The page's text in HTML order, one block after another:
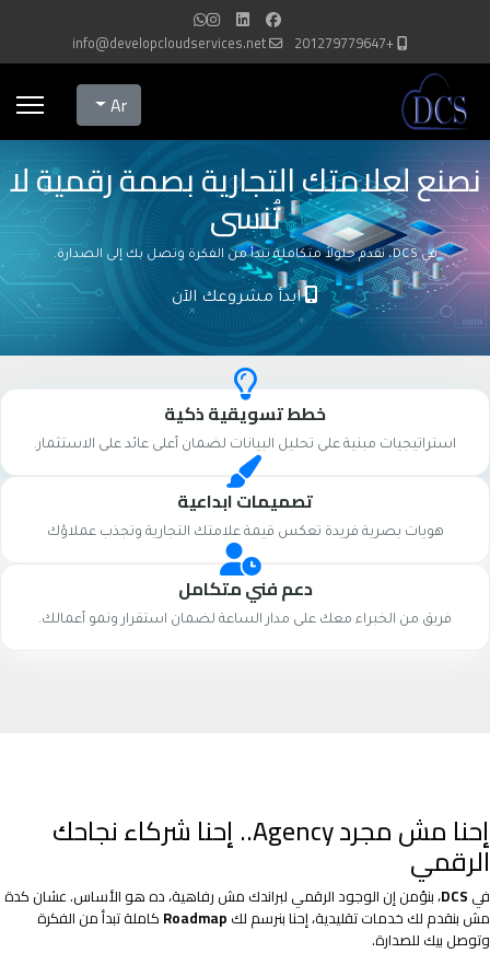
+201279779647
info@developcloudservices.net
Select your language
Ar
نصنع لعلامتك التجارية بصمة رقمية لا
تُنسى
في DCS، نقدم حلولاً متكاملة تبدأ من الفكرة وتصل بك إلى الصدارة.
ابدأ مشروعك الآن
خطط تسويقية ذكية
استراتيجيات مبنية على تحليل البيانات لضمان أعلى عائد على الاستثمار.
تصميمات ابداعية
هويات بصرية فريدة تعكس قيمة علامتك التجارية وتجذب عملاؤك
دعم فني متكامل
فريق من الخبراء معك على مدار الساعة لضمان استقرار ونمو أعمالك.
إحنا مش مجرد Agency.. إحنا شركاء نجاحك
الرقمي
في DCS، بنؤمن إن الوجود الرقمي لبراندك مش رفاهية، ده هو الأساس. عشان كدة
مش بنقدم لك خدمات تقليدية، إحنا بنرسم لك Roadmap كاملة تبدأ من الفكرة
وتوصل بيك للصدارة.